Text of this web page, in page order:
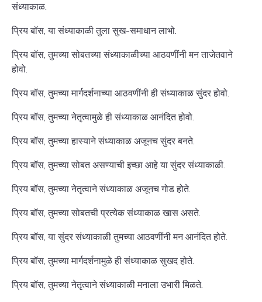
संध्याकाळ.
प्रिय बॉस, या संध्याकाळी तुला सुख-समाधान लाभो.
प्रिय बॉस, तुमच्या सोबतच्या संध्याकाळीच्या आठवणींनी मन ताजेतवाने
होवो.
प्रिय बॉस, तुमच्या मार्गदर्शनाच्या आठवणींनी ही संध्याकाळ सुंदर होवो.
प्रिय बॉस, तुमच्या नेतृत्वामुळे ही संध्याकाळ आनंदित होवो.
प्रिय बॉस, तुमच्या हास्याने संध्याकाळ अजूनच सुंदर बनते.
प्रिय बॉस, तुमच्या सोबत असण्याची इच्छा आहे या सुंदर संध्याकाळी.
प्रिय बॉस, तुमच्या नेतृत्वाने संध्याकाळ अजूनच गोड होते.
प्रिय बॉस, तुमच्या सोबतची प्रत्येक संध्याकाळ खास असते.
प्रिय बॉस, या सुंदर संध्याकाळी तुमच्या आठवणींनी मन आनंदित होते.
प्रिय बॉस, तुमच्या मार्गदर्शनामुळे ही संध्याकाळ सुखद होते.
प्रिय बॉस, तुमच्या नेतृत्वाने संध्याकाळी मनाला उभारी मिळते.